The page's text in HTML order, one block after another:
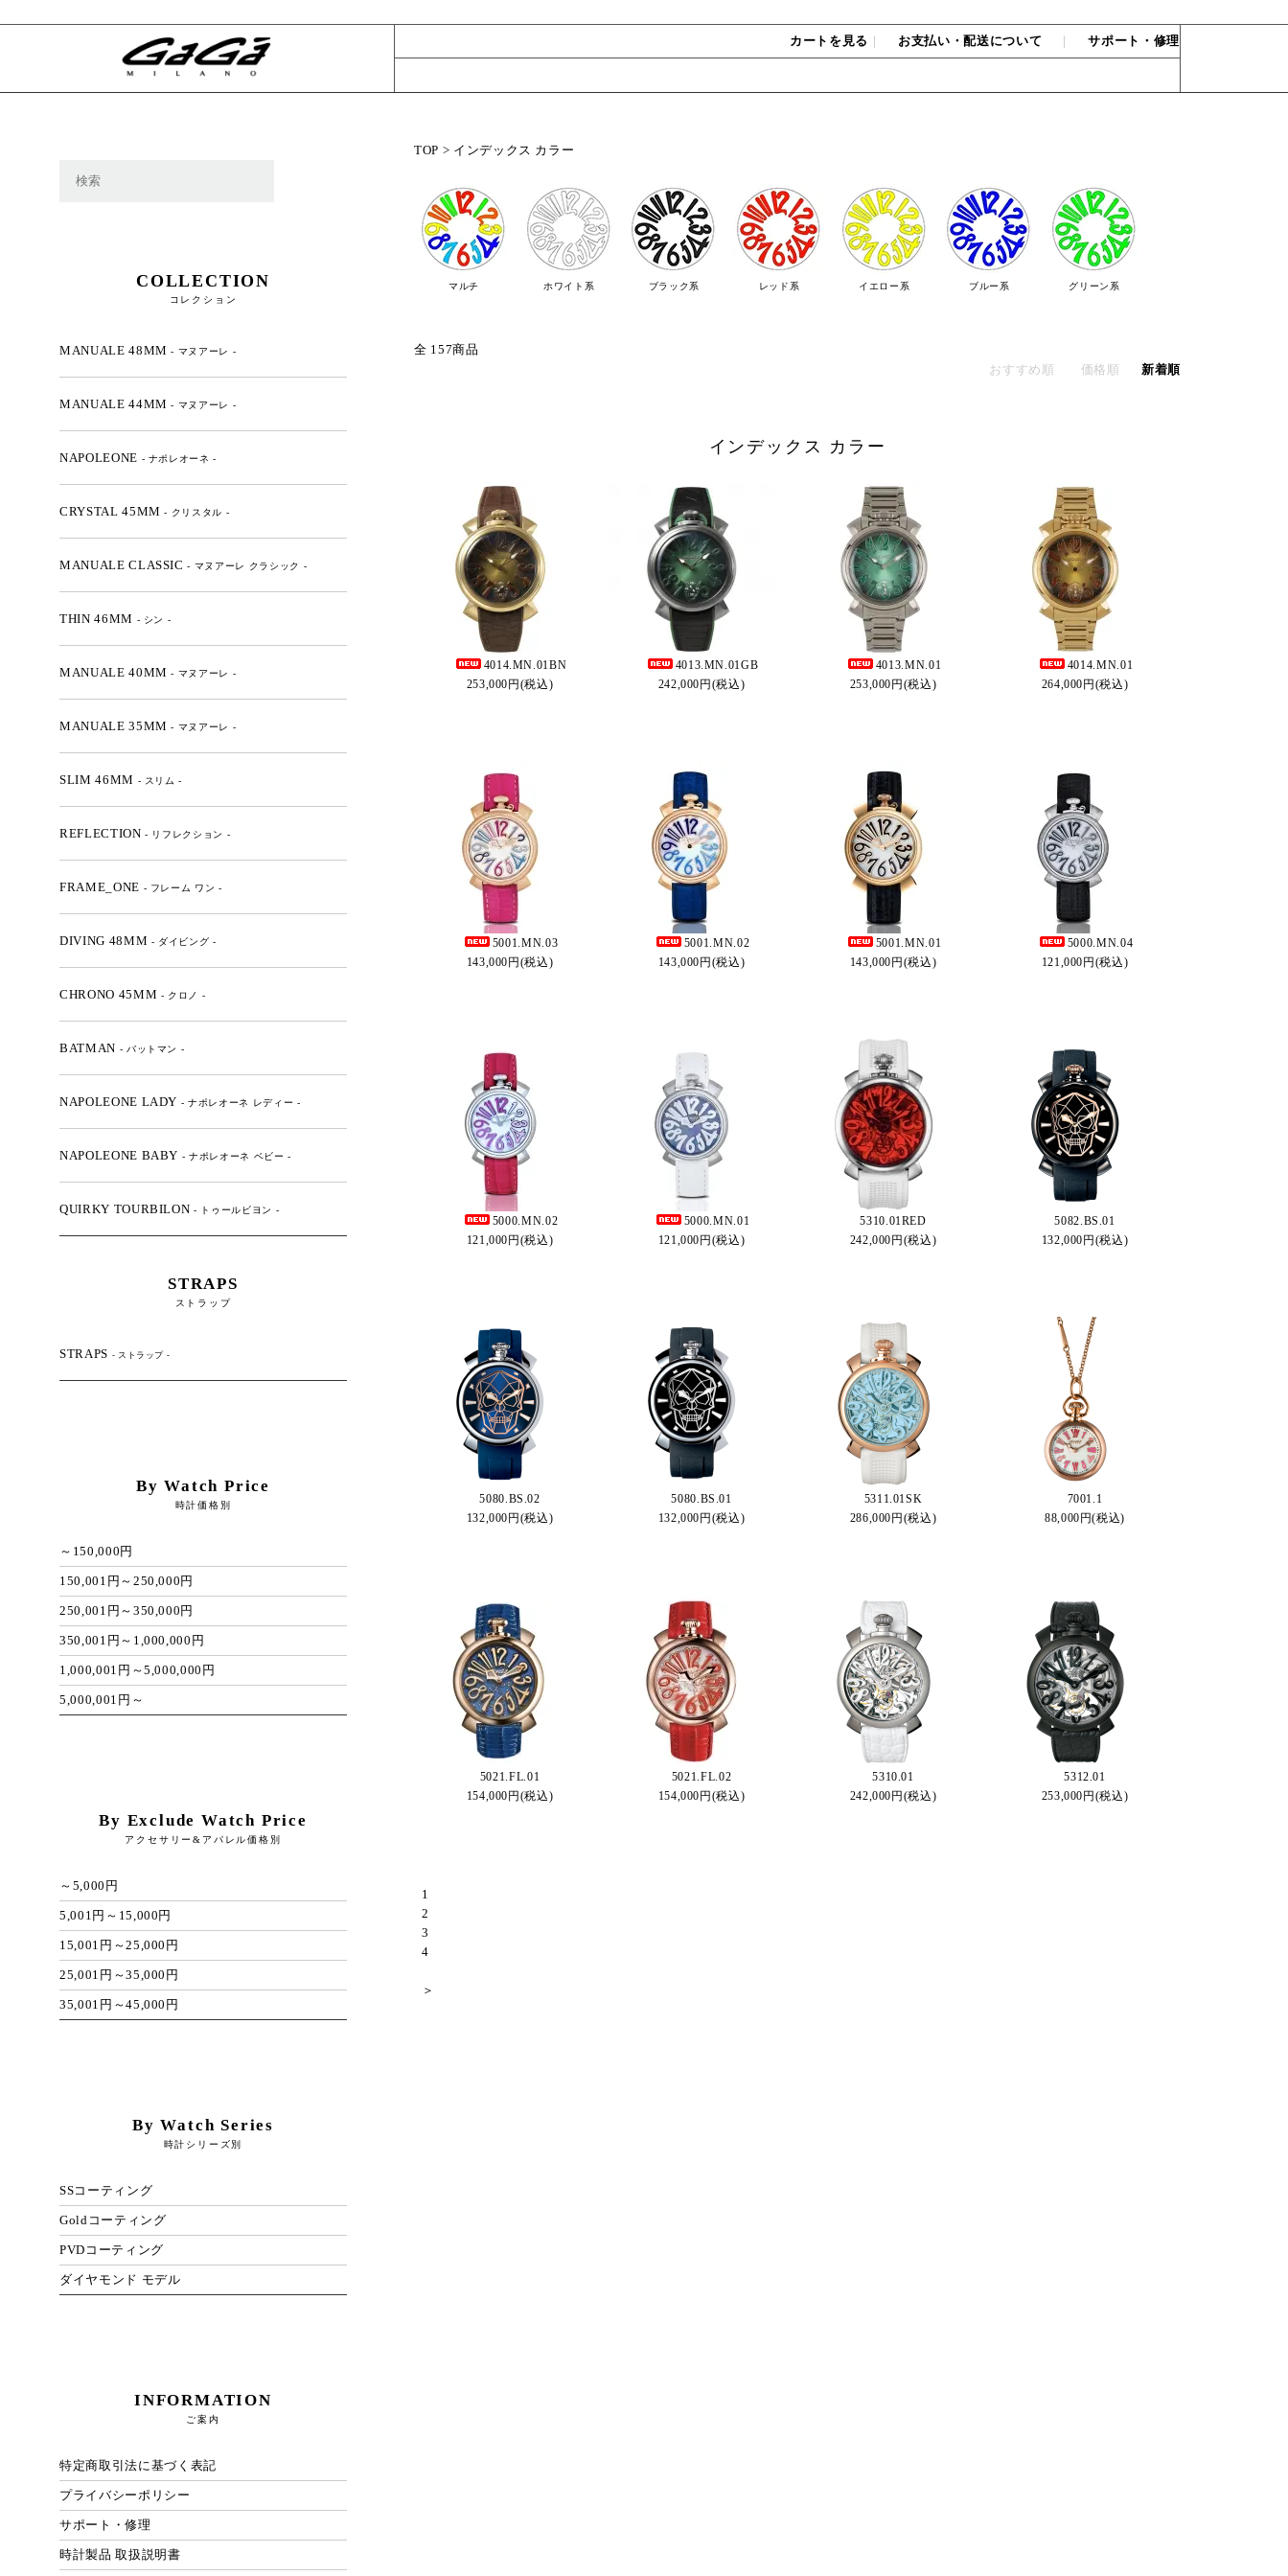
カートを見る お支払い・配送について ｜サポート・修理
TOP > インデックス カラー
マルチ ホワイト系 ブラック系 レッド系 イエロー系 ブルー系 グリーン系
全 157商品
おすすめ順
価格順 新着順
インデックス カラー
4014.MN.01BN
253,000円(税込)
4013.MN.01GB
242,000円(税込)
4013.MN.01
253,000円(税込)
4014.MN.01
264,000円(税込)
5001.MN.03
143,000円(税込)
5001.MN.02
143,000円(税込)
5001.MN.01
143,000円(税込)
5000.MN.04
121,000円(税込)
5000.MN.02
121,000円(税込)
5000.MN.01
121,000円(税込)
5310.01RED
242,000円(税込)
5082.BS.01
132,000円(税込)
5080.BS.02
132,000円(税込)
5080.BS.01
132,000円(税込)
5311.01SK
286,000円(税込)
7001.1
88,000円(税込)
5021.FL.01
154,000円(税込)
5021.FL.02
154,000円(税込)
5310.01
242,000円(税込)
5312.01
253,000円(税込)
1
2
3
4
＞
COLLECTION
コレクション
MANUALE 48MM- マヌアーレ -
MANUALE 44MM- マヌアーレ -
NAPOLEONE - ナポレオーネ -
CRYSTAL 45MM- クリスタル -
MANUALE CLASSIC- マヌアーレ クラシック -
THIN 46MM - シン -
MANUALE 40MM- マヌアーレ -
MANUALE 35MM- マヌアーレ -
SLIM 46MM - スリム -
REFLECTION- リフレクション -
FRAME_ONE - フレーム ワン -
DIVING 48MM - ダイビング -
CHRONO 45MM - クロノ -
BATMAN - バットマン -
NAPOLEONE LADY - ナポレオーネ レディー -
NAPOLEONE BABY - ナポレオーネ ベビー -
QUIRKY TOURBILON- トゥールビヨン -
STRAPS
ストラップ
STRAPS - ストラップ -
By Watch Price
時計価格別
～150,000円
150,001円～250,000円
250,001円～350,000円
350,001円～1,000,000円
1,000,001円～5,000,000円
5,000,001円～
By Exclude Watch Price
アクセサリー&アパレル価格別
～5,000円
5,001円～15,000円
15,001円～25,000円
25,001円～35,000円
35,001円～45,000円
By Watch Series
時計シリーズ別
SSコーティング
Goldコーティング
PVDコーティング
ダイヤモンド モデル
INFORMATION
ご案内
特定商取引法に基づく表記
プライバシーポリシー
サポート・修理
時計製品 取扱説明書